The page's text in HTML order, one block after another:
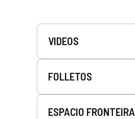
Prestations
VIDEOS
FOLLETOS
ESPACIO FRONTEIRA